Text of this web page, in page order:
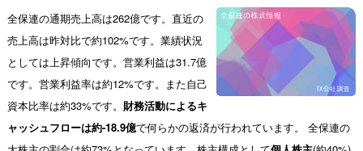
全保連の通期売上高は262億です。直近の
売上高は昨対比で約102%です。業績状況
としては上昇傾向です。営業利益は31.7億
です。営業利益率は約12%です。また自己
資本比率は約33%です。 財務活動によるキ
ャッシュフローは約-18.9億で何らかの返済が行われています。 全保連の